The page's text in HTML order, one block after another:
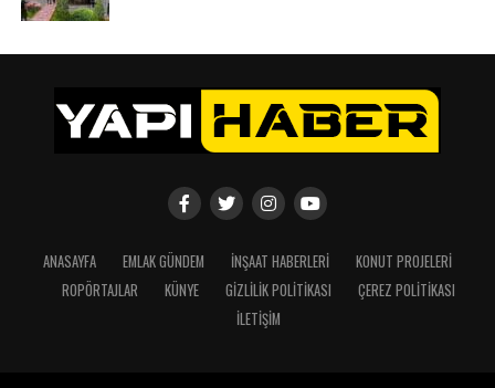
ANASAYFA EMLAK GÜNDEM İNŞAAT HABERLERI
KONUT PROJELERI
ROPÖRTAJLAR
KÜNYE GIZLILIK POLITIKASI
ÇEREZ POLITIKASI
İLETIŞIM